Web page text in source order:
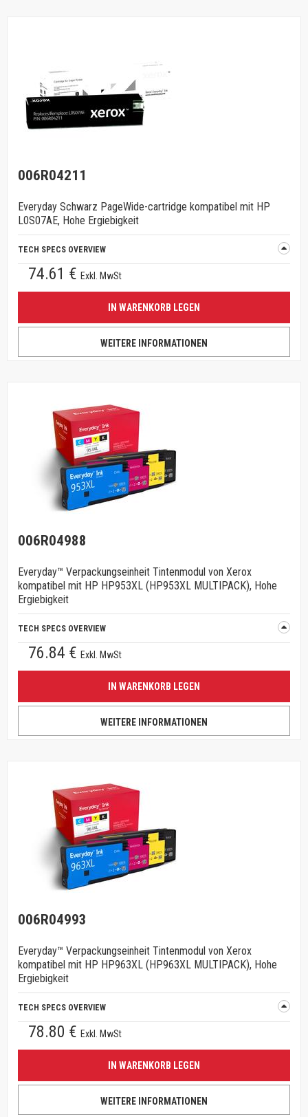
006R04211
Everyday Schwarz PageWide-cartridge kompatibel mit HP
L0S07AE, Hohe Ergiebigkeit
TECH SPECS OVERVIEW
74.61 € Exkl. MwSt
IN WARENKORB LEGEN
WEITERE INFORMATIONEN
006R04988
Everyday™ Verpackungseinheit Tintenmodul von Xerox
kompatibel mit HP HP953XL (HP953XL MULTIPACK), Hohe
Ergiebigkeit
TECH SPECS OVERVIEW
76.84 € Exkl. MwSt
IN WARENKORB LEGEN
WEITERE INFORMATIONEN
006R04993
Everyday™ Verpackungseinheit Tintenmodul von Xerox
kompatibel mit HP HP963XL (HP963XL MULTIPACK), Hohe
Ergiebigkeit
TECH SPECS OVERVIEW
78.80 € Exkl. MwSt
IN WARENKORB LEGEN
WEITERE INFORMATIONEN